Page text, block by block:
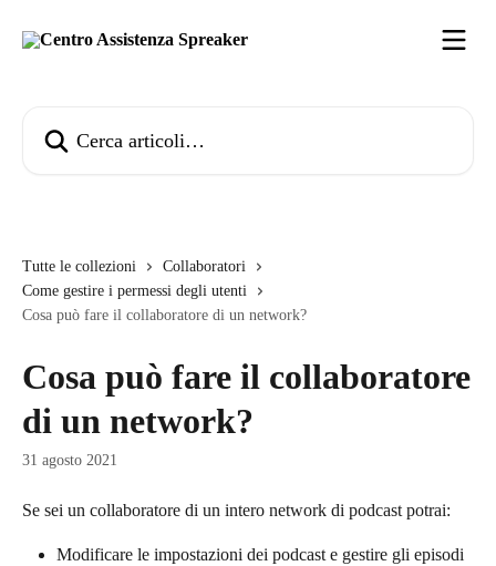
Tutte le collezioni
Collaboratori
Come gestire i permessi degli utenti
Cosa può fare il collaboratore di un network?
Cosa può fare il collaboratore
di un network?
31 agosto 2021
Se sei un collaboratore di un intero network di podcast potrai:
Modificare le impostazioni dei podcast e gestire gli episodi